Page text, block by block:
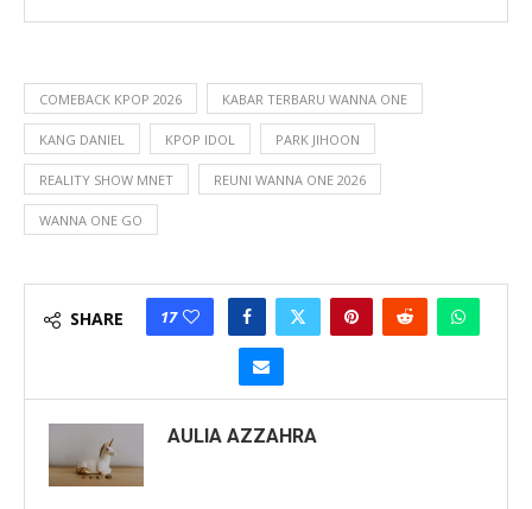
COMEBACK KPOP 2026 KABAR TERBARU WANNA ONE
KANG DANIEL KPOP IDOL PARK JIHOON
REALITY SHOW MNET REUNI WANNA ONE 2026
WANNA ONE GO
SHARE 17
AULIA AZZAHRA